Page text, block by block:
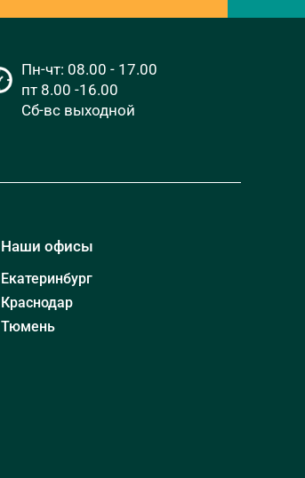
Пн-чт: 08.00 - 17.00
пт 8.00 -16.00
Сб-вс выходной
Наши офисы
Екатеринбург
Краснодар
Тюмень